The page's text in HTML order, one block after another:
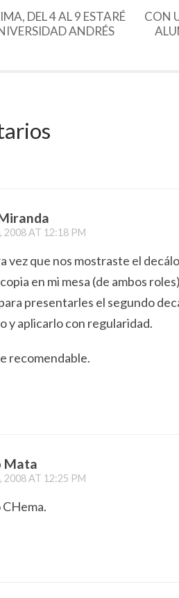
DEL 4 AL 9 ESTARÉ
ANDRÉS
CON
2008 AT 12:18 PM
vez que nos mostraste el
en mi mesa (de ambos
presentarles el segundo
y aplicarlo con regularidad.
recomendable.
Mata
2008 AT 12:25 PM